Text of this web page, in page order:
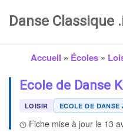
Danse Classique
Accueil » Écoles»
Ecole de Danse
LOISIR ECOLE DE DANSE
Fiche mise à jour le 13